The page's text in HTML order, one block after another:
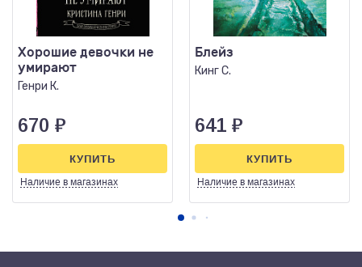
Хорошие девочки не
умирают
Генри К.
670 ₽
Наличие в магазинах
КУПИТЬ
Блейз
Кинг С.
641 ₽
Наличие в магазинах
КУПИТЬ